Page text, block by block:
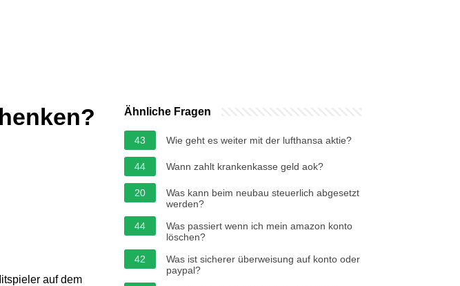
auf dem
Ähnliche Fragen
43 Wie geht es weiter mit der lufthansa aktie?
44 Wann zahlt krankenkasse geld aok?
20
Was kann beim neubau steuerlich abgesetzt
werden?
44
Was passiert wenn ich mein amazon konto
löschen?
42
Was ist sicherer überweisung auf konto oder
paypal?